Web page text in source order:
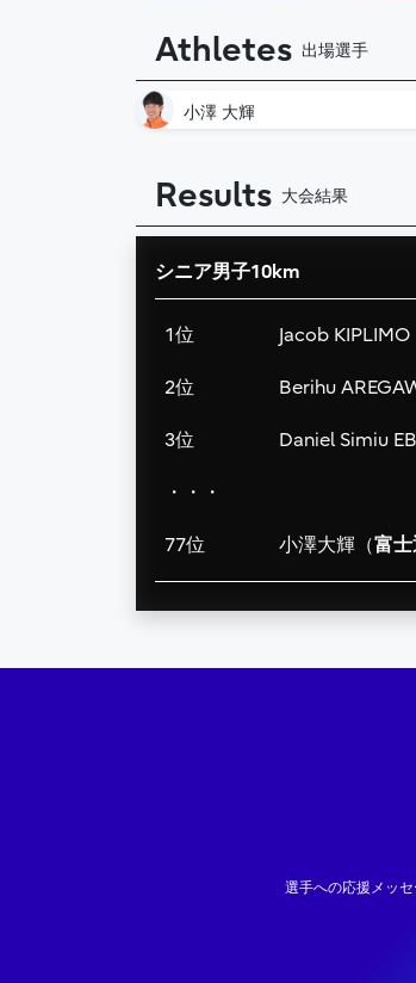
Athletes 出場選手
小澤 大輝
Results 大会結果
シニア男子10km
1位 Jacob KIPLIMO
2位 Berihu
3位 Daniel Simiu
・・・
77位 小澤大輝（富士
選手への応援メッ